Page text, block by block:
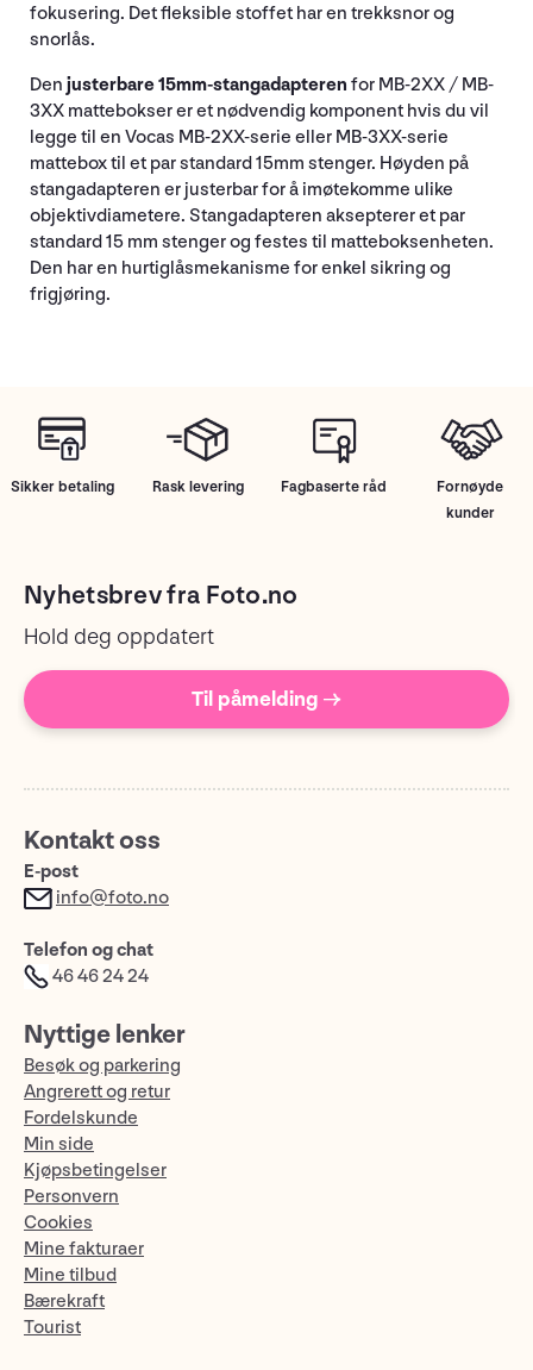
fokusering. Det fleksible stoffet har en trekksnor og
snorlås.
Den justerbare 15mm-stangadapteren for MB-2XX / MB-
3XX mattebokser er et nødvendig komponent hvis du vil
legge til en Vocas MB-2XX-serie eller MB-3XX-serie
mattebox til et par standard 15mm stenger. Høyden på
stangadapteren er justerbar for å imøtekomme ulike
objektivdiametere. Stangadapteren aksepterer et par
standard 15 mm stenger og festes til matteboksenheten.
Den har en hurtiglåsmekanisme for enkel sikring og
frigjøring.
Sikker betaling Rask levering Fagbaserte råd
Fornøyde
kunder
Nyhetsbrev fra Foto.no
Hold deg oppdatert
Til påmelding →
Kontakt oss
E-post
info@foto.no
Telefon og chat
46 46 24 24
Nyttige lenker
Besøk og parkering
Angrerett og retur
Fordelskunde
Min side
Kjøpsbetingelser
Personvern
Cookies
Mine fakturaer
Mine tilbud
Bærekraft
Tourist